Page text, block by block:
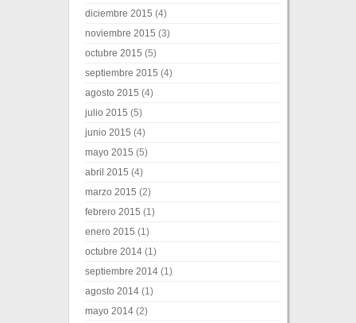
diciembre 2015 (4)
noviembre 2015 (3)
octubre 2015 (5)
septiembre 2015 (4)
agosto 2015 (4)
julio 2015 (5)
junio 2015 (4)
mayo 2015 (5)
abril 2015 (4)
marzo 2015 (2)
febrero 2015 (1)
enero 2015 (1)
octubre 2014 (1)
septiembre 2014 (1)
agosto 2014 (1)
mayo 2014 (2)